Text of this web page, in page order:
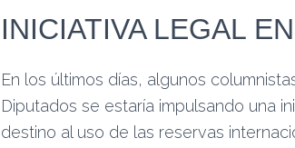
INICIATIVA LEGAL
En los últimos días, algunos
Diputados se estaría impulsando una
destino al uso de las reservas